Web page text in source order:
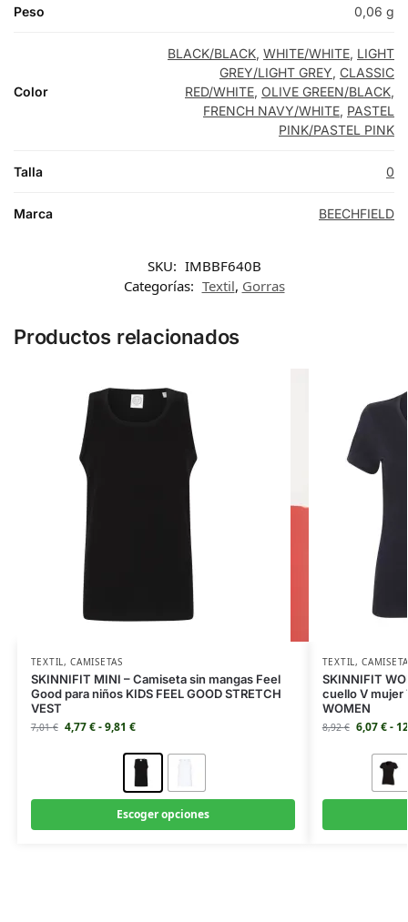
Peso 0,06 g
Color
BLACK/BLACK, WHITE/WHITE, LIGHT
GREY/LIGHT GREY, CLASSIC
RED/WHITE, OLIVE GREEN/BLACK,
FRENCH NAVY/WHITE, PASTEL
PINK/PASTEL PINK
Talla 0
Marca BEECHFIELD
SKU: IMBBF640B
Categorías: Textil, Gorras
Productos relacionados
TEXTIL ,CAMISETAS
SKINNIFIT MINI – Camiseta sin mangas Feel
Good para niños KIDS FEEL GOOD STRETCH
VEST
7,01€ 4,77€-9,81 €
Escoger opciones
TEXTIL ,
SKINNIFIT
cuello V mujer
WOMEN
8,92€ 6,07€-